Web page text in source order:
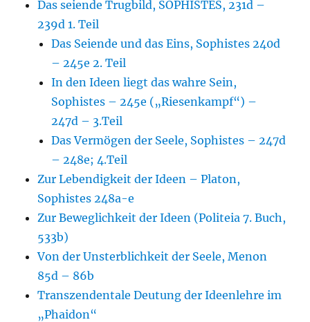
Das seiende Trugbild, SOPHISTES, 231d –
239d 1. Teil
Das Seiende und das Eins, Sophistes 240d
– 245e 2. Teil
In den Ideen liegt das wahre Sein,
Sophistes – 245e („Riesenkampf“) –
247d – 3.Teil
Das Vermögen der Seele, Sophistes – 247d
– 248e; 4.Teil
Zur Lebendigkeit der Ideen – Platon,
Sophistes 248a-e
Zur Beweglichkeit der Ideen (Politeia 7. Buch,
533b)
Von der Unsterblichkeit der Seele, Menon
85d – 86b
Transzendentale Deutung der Ideenlehre im
„Phaidon“